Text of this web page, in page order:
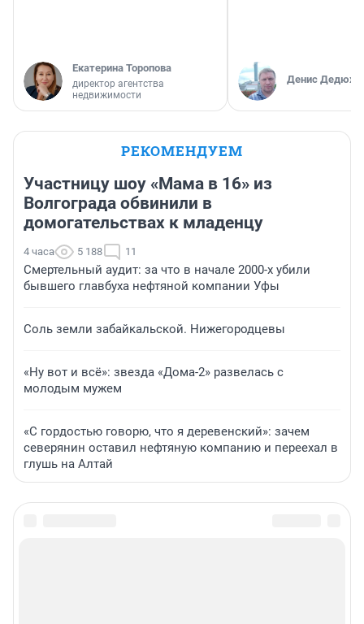
Екатерина Торопова
директор агентства
недвижимости
Денис
РЕКОМЕНДУЕМ
Участницу шоу «Мама в 16» из
Волгограда обвинили в
домогательствах к младенцу
4 часа 5 188 11
Смертельный аудит: за что в начале 2000-х убили
бывшего главбуха нефтяной компании Уфы
Соль земли забайкальской. Нижегородцевы
«Ну вот и всё»: звезда «Дома-2» развелась с
молодым мужем
«С гордостью говорю, что я деревенский»: зачем
северянин оставил нефтяную компанию и переехал в
глушь на Алтай